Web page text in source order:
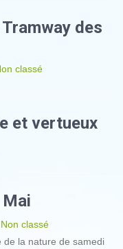
des
classé
et vertueux
Non classé
de la nature de samedi